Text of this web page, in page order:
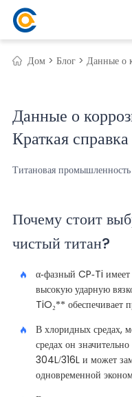
Дом > Блог > Данные о
Данные о
Краткая справка
Титановая
Почему стоит
чистый титан?
α-фазный CP-Ti имеет
высокую ударную
TiO₂** обеспечивает
В хлоридных средах,
средах он
304L/316L и может
одновременной